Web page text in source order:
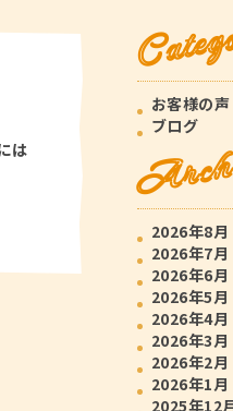
は
お客様の声
ブログ
2026年8月
2026年7月
2026年6月
2026年5月
2026年4月
2026年3月
2026年2月
2026年1月
2025年12